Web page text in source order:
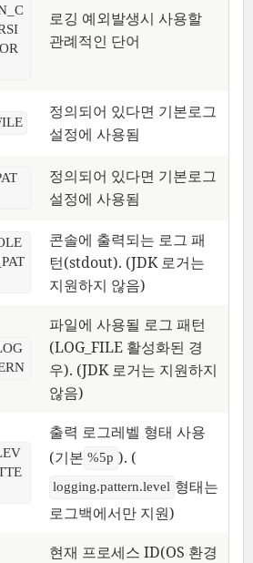
로깅 예외발생시 사용할
관례적인 단어
정의되어 있다면 기본로그
설정에 사용됨
정의되어 있다면 기본로그
설정에 사용됨
콘솔에 출력되는 로그 패
턴(stdout). (JDK 로거는
지원하지 않음)
파일에 사용될 로그 패턴
(LOG_FILE 활성화된 경
우). (JDK 로거는 지원하지
않음)
출력 로그레벨 형태 사용
(기본 %5p ). (
logging.pattern.level 형태는
로그백에서만 지원)
현재 프로세스 ID(OS 환경